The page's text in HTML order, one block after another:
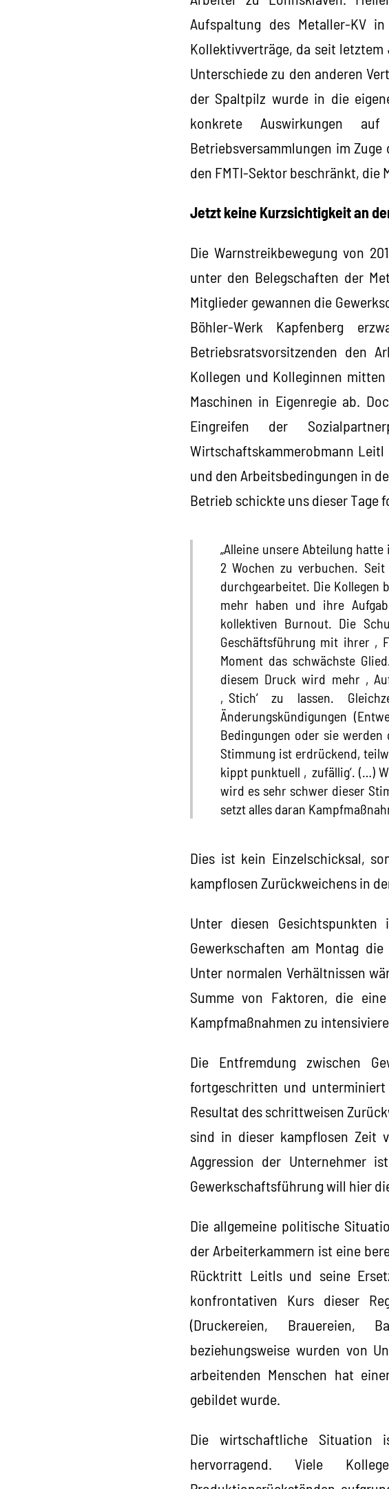
Aufspaltung des Metaller-KV
Kollektivverträge, da seit
Unterschiede zu den anderen
der Spaltpilz wurde in die
konkrete Auswirkungen
Betriebsversammlungen im
den FMTI-Sektor beschränkt, die
Jetzt keine Kurzsichtigkeit an
Die Warnstreikbewegung von
unter den Belegschaften der
Mitglieder gewannen die
Böhler-Werk Kapfenberg
Betriebsratsvorsitzenden den
Kollegen und Kolleginnen
Maschinen in Eigenregie ab.
Eingreifen der
Wirtschaftskammerobmann Leitl
und den Arbeitsbedingungen in
Betrieb schickte uns dieser Tage
„Alleine unsere Abteilung
2 Wochen zu verbuchen.
durchgearbeitet. Die Kollegen
mehr haben und ihre
kollektiven Burnout. Die
Geschäftsführung mit ihrer
Moment das schwächste
diesem Druck wird mehr
‚Stich‘ zu lassen.
Änderungskündigungen
Bedingungen oder sie
Stimmung ist erdrückend,
kippt punktuell ‚zufällig‘. (…)
wird es sehr schwer dieser
setzt alles daran
Dies ist kein Einzelschicksal,
kampflosen Zurückweichens in
Unter diesen
Gewerkschaften am Montag
Unter normalen Verhältnissen
Summe von Faktoren, die
Kampfmaßnahmen zu
Die Entfremdung zwischen
fortgeschritten und unterminiert
Resultat des schrittweisen
sind in dieser kampflosen Zeit
Aggression der Unternehmer
Gewerkschaftsführung will hier
Die allgemeine politische
der Arbeiterkammern ist eine
Rücktritt Leitls und seine
konfrontativen Kurs dieser
(Druckereien, Brauereien,
beziehungsweise wurden von
arbeitenden Menschen hat
gebildet wurde.
Die wirtschaftliche Situation
hervorragend. Viele